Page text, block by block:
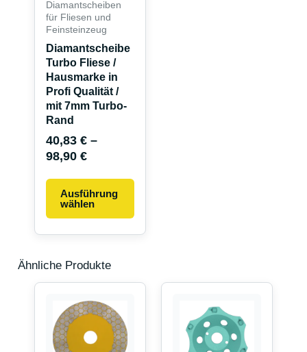
Diamantscheiben
für Fliesen und
Feinsteinzeug
Diamantscheibe
Turbo Fliese /
Hausmarke in
Profi Qualität /
mit 7mm Turbo-
Rand
40,83€ –
98,90€
Ausführung
wählen
Ähnliche Produkte